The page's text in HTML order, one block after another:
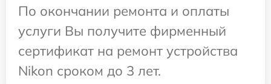
По окончании ремонта и оплаты
услуги Вы получите фирменный
сертификат на ремонт устройства
Nikon сроком до 3 лет.